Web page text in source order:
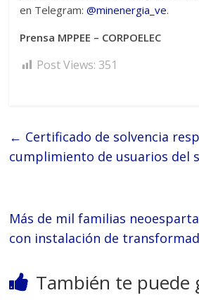
en Telegram:@minenergia_ve.
Prensa MPPEE – CORPOELEC
Post Views: 351
← Certificado de solvencia
cumplimiento de usuarios del
Más de mil familias
con instalación de
También te puede